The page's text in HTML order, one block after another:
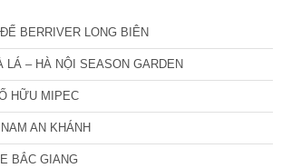
BERRIVER LONG BIÊN
LÁ – HÀ NỘI SEASON GARDEN
HỮU MIPEC
AN KHÁNH
BẮC GIANG